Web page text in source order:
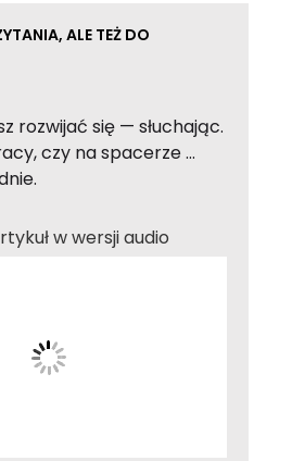
ALE TEŻ DO
rozwijać się — słuchając.
czy na spacerze …
w wersji audio